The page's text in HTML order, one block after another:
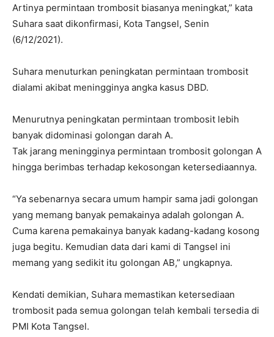
Artinya permintaan trombosit biasanya meningkat,” kata
Suhara saat dikonfirmasi, Kota Tangsel, Senin
(6/12/2021).
Suhara menuturkan peningkatan permintaan trombosit
dialami akibat meningginya angka kasus DBD.
Menurutnya peningkatan permintaan trombosit lebih
banyak didominasi golongan darah A.
Tak jarang meningginya permintaan trombosit golongan A
hingga berimbas terhadap kekosongan ketersediaannya.
“Ya sebenarnya secara umum hampir sama jadi golongan
yang memang banyak pemakainya adalah golongan A.
Cuma karena pemakainya banyak kadang-kadang kosong
juga begitu. Kemudian data dari kami di Tangsel ini
memang yang sedikit itu golongan AB,” ungkapnya.
Kendati demikian, Suhara memastikan ketersediaan
trombosit pada semua golongan telah kembali tersedia di
PMI Kota Tangsel.